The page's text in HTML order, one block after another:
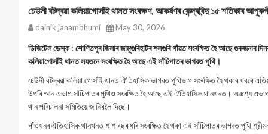
চেউনী বটদ্ৰৱা কলিয়াগোসাঁই থানত সংৰক্ষণ, আকৰ্ষণৰ কেন্দ্ৰবিন্দু ১৫ শতিকাৰ
dainik janambhumi May 30, 2026
ডিজিটেল ডেস্ক : শোণিতপুৰ জিলাৰ জামুগুৰিহাটৰ শলগুৰি গাঁৱত সংৰক্ষিত হৈ আছে গুৰুজনাৰ
কলিয়াগোসাঁই থানত সযতনে সংৰক্ষিত হৈ আছে এই সাঁচিপাতৰ ভাগৱত পুথি।
চেউনী বটদ্ৰৱা কলিয়া গোসাঁই থানত ঐতিহাসিক ভাগৱত পুথিভাগ সংৰক্ষিত হৈ থকাৰ খবৰে
উপৰি আন এভাগ সাঁচিপাতৰ পুথিও সংৰক্ষিত হৈ আছে এই ঐতিহাসিক থানখনত। অৱশ্যে এভাগ
থান পৰিচালনা সমিতিয়ে জানিবলৈ দিছে।
গাঁওখনৰ ঐতিহাসিক থানখনত শ শ বছৰ ধৰি সংৰক্ষিত হৈ থকা এই সাঁচিপাতৰ ভাগৱত পুথি